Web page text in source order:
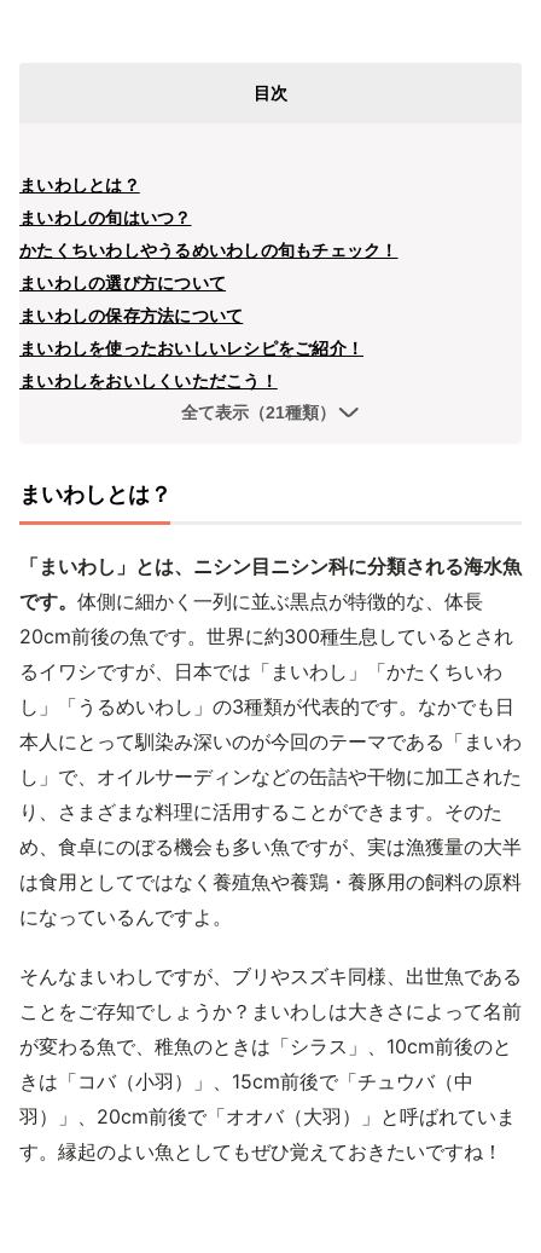
目次
まいわしとは？
まいわしの旬はいつ？
かたくちいわしやうるめいわしの旬もチェック！
まいわしの選び方について
まいわしの保存方法について
まいわしを使ったおいしいレシピをご紹介！
まいわしをおいしくいただこう！
全て表示（21種類）
まいわしとは？
「まいわし」とは、ニシン目ニシン科に分類される海水魚
です。 体側に細かく一列に並ぶ黒点が特徴的な、体長
20cm前後の魚です。世界に約300種生息しているとされ
るイワシですが、日本では「まいわし」「かたくちいわ
し」「うるめいわし」の3種類が代表的です。なかでも日
本人にとって馴染み深いのが今回のテーマである「まいわ
し」で、オイルサーディンなどの缶詰や干物に加工された
り、さまざまな料理に活用することができます。そのた
め、食卓にのぼる機会も多い魚ですが、実は漁獲量の大半
は食用としてではなく養殖魚や養鶏・養豚用の飼料の原料
になっているんですよ。
そんなまいわしですが、ブリやスズキ同様、出世魚である
ことをご存知でしょうか？まいわしは大きさによって名前
が変わる魚で、稚魚のときは「シラス」、10cm前後のと
きは「コバ（小羽）」、15cm前後で「チュウバ（中
羽）」、20cm前後で「オオバ（大羽）」と呼ばれていま
す。縁起のよい魚としてもぜひ覚えておきたいですね！